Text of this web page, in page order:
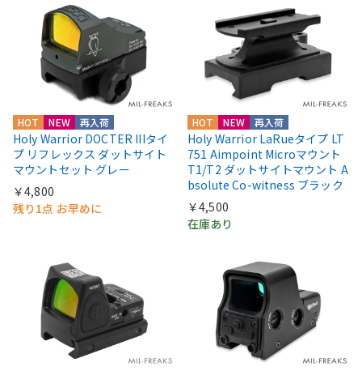
HOT NEW 再入荷
Holy Warrior DOCTER IIIタイ
プ リフレックス ダットサイト
マウントセット グレー
￥4,800
残り1点 お早めに
HOT NEW 再入荷
Holy Warrior LaRueタイプ LT
751 Aimpoint Microマウント
T1/T2 ダットサイトマウント A
bsolute Co-witness ブラック
￥4,500
在庫あり